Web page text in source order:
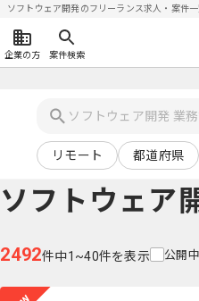
ソフトウェア開発のフリーランス求人・案件
企業の方 案件検索
リモート 都道府県
ソフトウェア
2492件中1~40件を表示 公開